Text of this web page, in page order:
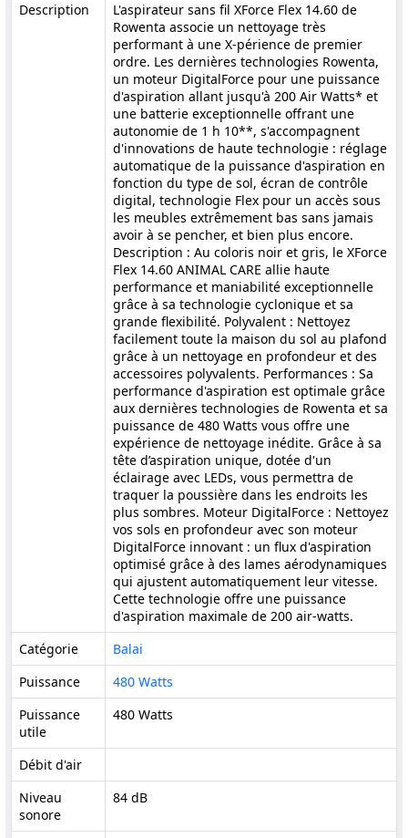
Description
L'aspirateur sans fil XForce Flex 14.60 de
Rowenta associe un nettoyage très
performant à une X-périence de premier
ordre. Les dernières technologies Rowenta,
un moteur DigitalForce pour une puissance
d'aspiration allant jusqu'à 200 Air Watts* et
une batterie exceptionnelle offrant une
autonomie de 1 h 10**, s'accompagnent
d'innovations de haute technologie : réglage
automatique de la puissance d'aspiration en
fonction du type de sol, écran de contrôle
digital, technologie Flex pour un accès sous
les meubles extrêmement bas sans jamais
avoir à se pencher, et bien plus encore.
Description : Au coloris noir et gris, le XForce
Flex 14.60 ANIMAL CARE allie haute
performance et maniabilité exceptionnelle
grâce à sa technologie cyclonique et sa
grande flexibilité. Polyvalent : Nettoyez
facilement toute la maison du sol au plafond
grâce à un nettoyage en profondeur et des
accessoires polyvalents. Performances : Sa
performance d'aspiration est optimale grâce
aux dernières technologies de Rowenta et sa
puissance de 480 Watts vous offre une
expérience de nettoyage inédite. Grâce à sa
tête d’aspiration unique, dotée d'un
éclairage avec LEDs, vous permettra de
traquer la poussière dans les endroits les
plus sombres. Moteur DigitalForce : Nettoyez
vos sols en profondeur avec son moteur
DigitalForce innovant : un flux d'aspiration
optimisé grâce à des lames aérodynamiques
qui ajustent automatiquement leur vitesse.
Cette technologie offre une puissance
d'aspiration maximale de 200 air-watts.
Catégorie
Balai
Puissance
480 Watts
Puissance
utile
480 Watts
Débit d'air
Niveau
sonore
84 dB